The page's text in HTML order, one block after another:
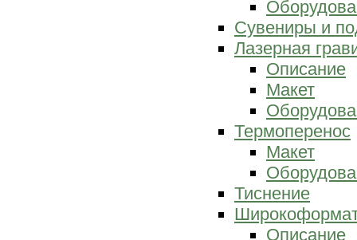
Сувениры и
Лазерная
Описание
Макет
Термоперенос
Макет
Тиснение
Описание